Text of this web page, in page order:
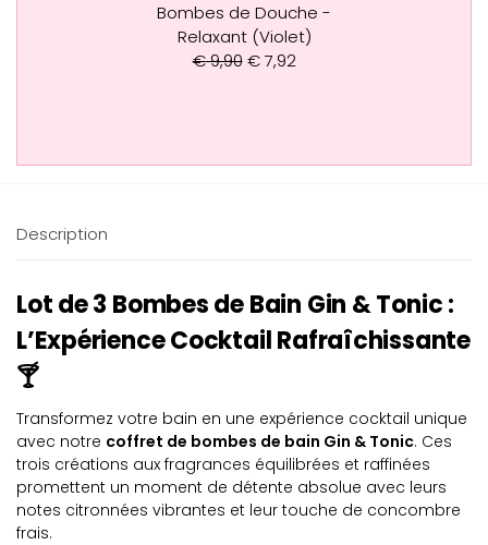
Bombes de Douche -
Relaxant (Violet)
€9,90 €7,92
Description
Lot de 3 Bombes de Bain Gin & Tonic :
L’Expérience Cocktail Rafraîchissante
🍸
Transformez votre bain en une expérience cocktail unique
avec notre coffret de bombes de bain Gin & Tonic. Ces
trois créations aux fragrances équilibrées et raffinées
promettent un moment de détente absolue avec leurs
notes citronnées vibrantes et leur touche de concombre
frais.